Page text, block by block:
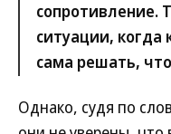
сопротивление.
ситуации, когда
сама решать,
Однако, судя по